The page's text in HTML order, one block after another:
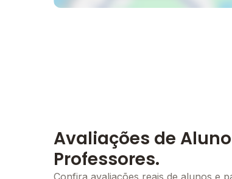
Avaliações de
Professores.
Confira avaliações reais de alunos e